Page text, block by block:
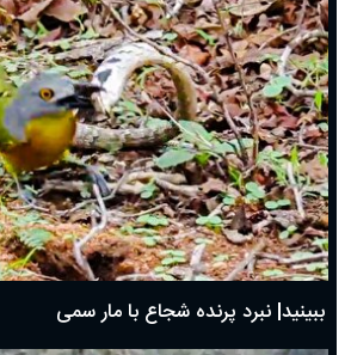
ببینید| نبرد پرنده شجاع با مار سمی